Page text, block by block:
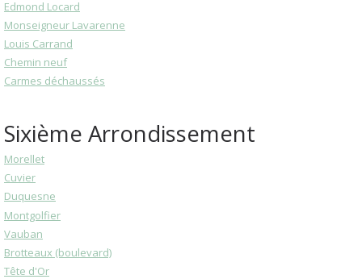
Edmond Locard
Monseigneur Lavarenne
Louis Carrand
Chemin neuf
Carmes déchaussés
Sixième Arrondissement
Morellet
Cuvier
Duquesne
Montgolfier
Vauban
Brotteaux (boulevard)
Tête d'Or